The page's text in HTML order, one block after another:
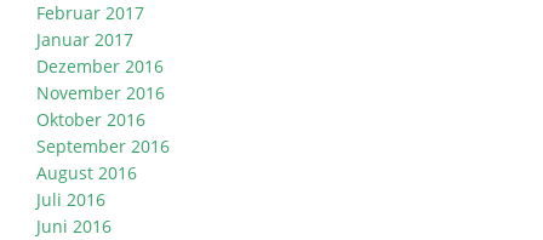
Februar 2017
Januar 2017
Dezember 2016
November 2016
Oktober 2016
September 2016
August 2016
Juli 2016
Juni 2016